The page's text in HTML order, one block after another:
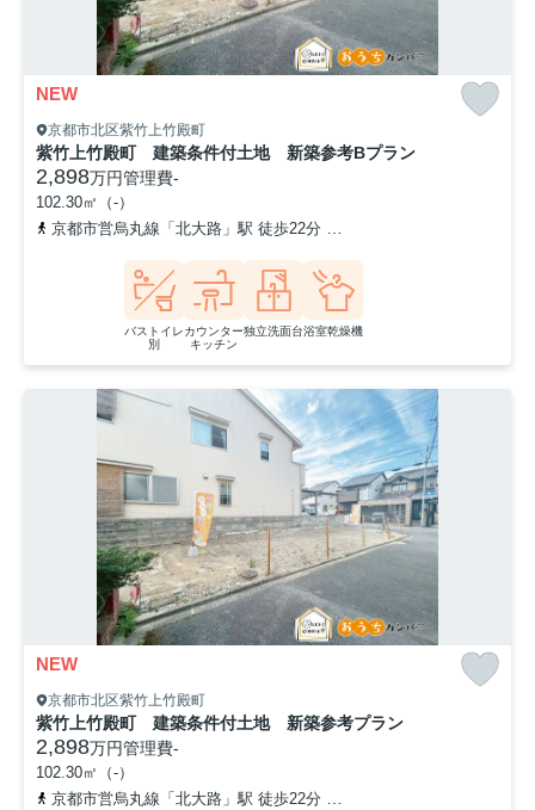
NEW
京都市北区紫竹上竹殿町
紫竹上竹殿町 建築条件付土地 新築参考Bプラン
2,898万円管理費-
102.30㎡（-）
京都市営烏丸線「北大路」駅 徒歩22分
バストイレ
別
カウンター
キッチン
独立洗面台浴室乾燥機
NEW
京都市北区紫竹上竹殿町
紫竹上竹殿町 建築条件付土地 新築参考プラン
2,898万円管理費-
102.30㎡（-）
京都市営烏丸線「北大路」駅 徒歩22分